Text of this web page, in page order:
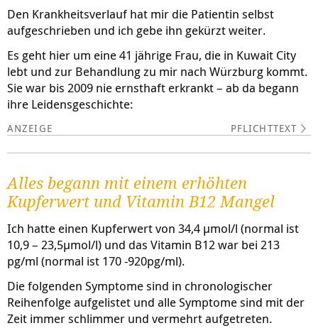
Den Krankheitsverlauf hat mir die Patientin selbst
aufgeschrieben und ich gebe ihn gekürzt weiter.
Es geht hier um eine 41 jährige Frau, die in Kuwait City
lebt und zur Behandlung zu mir nach Würzburg kommt.
Sie war bis 2009 nie ernsthaft erkrankt – ab da begann
ihre Leidensgeschichte:
PFLICHTTEXT
Alles begann mit einem erhöhten
Kupferwert und Vitamin B12 Mangel
Ich hatte einen Kupferwert von 34,4 µmol/l (normal ist
10,9 – 23,5µmol/l) und das Vitamin B12 war bei 213
pg/ml (normal ist 170 -920pg/ml).
Die folgenden Symptome sind in chronologischer
Reihenfolge aufgelistet und alle Symptome sind mit der
Zeit immer schlimmer und vermehrt aufgetreten.